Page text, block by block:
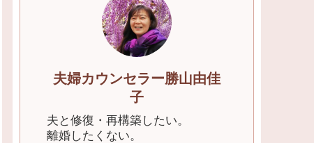
夫婦カウンセラー勝山由佳
子
夫と修復・再構築したい。
離婚したくない。